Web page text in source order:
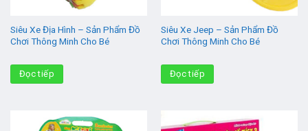
Siêu Xe Địa Hình – Sản Phẩm Đồ
Chơi Thông Minh Cho Bé
Đọc tiếp
Siêu Xe Jeep – Sản Phẩm Đồ
Chơi Thông Minh Cho Bé
Đọc tiếp